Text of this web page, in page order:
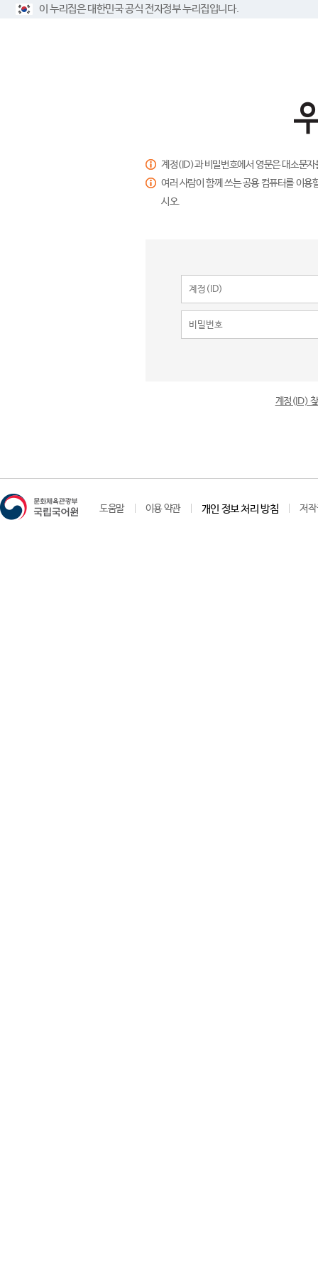
이 누리집은 대한민국 공식 전자정부 누리집입니다.
계정(ID)과 비밀번호에서 영문은 대소문
여러 사람이 함께 쓰는 공용 컴퓨터를 이
시오.
계정(ID)
도움말 이용 약관 개인 정보 처리 방침 저